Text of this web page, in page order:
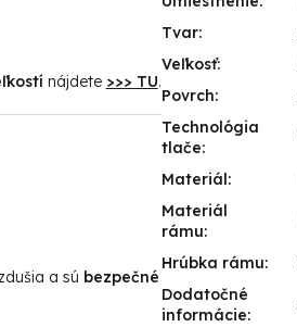
nájdete >>> TU.
a sú bezpečné
Tvar:
Veľkosť:
Povrch:
Technológia
tlače:
Materiál:
Materiál
rámu:
Hrúbka rámu:
Dodatočné
informácie: